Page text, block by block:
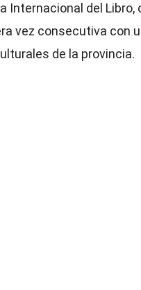
Internacional del
vez consecutiva con
de la provincia.